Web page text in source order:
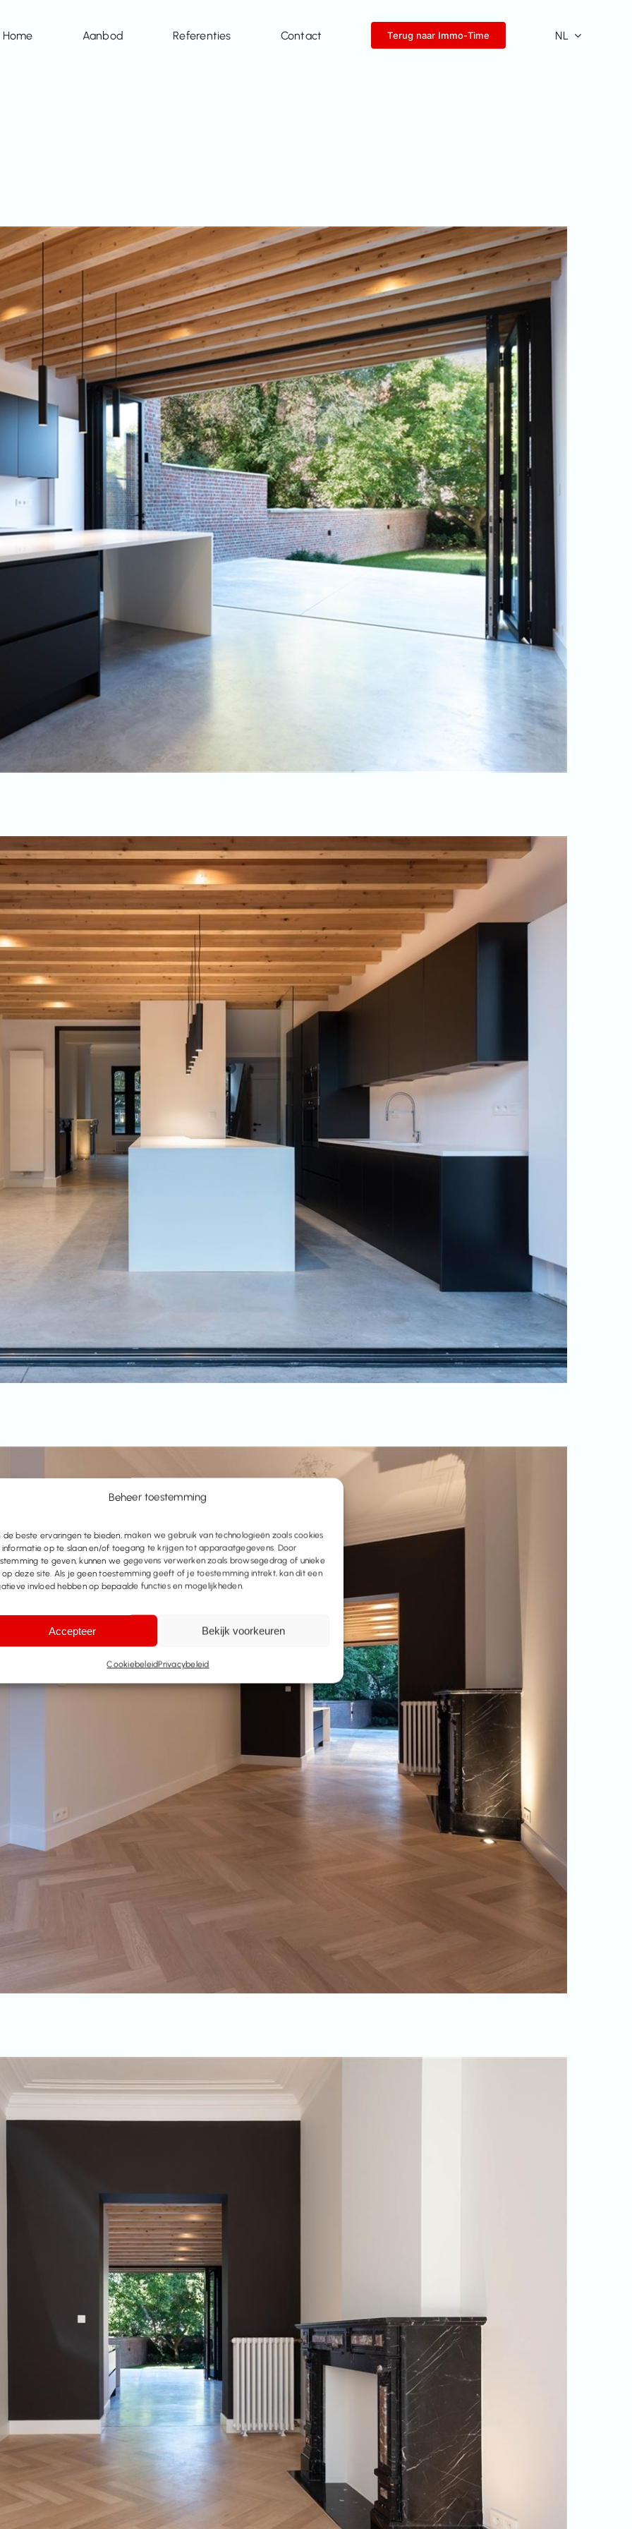
Beheer toestemming
de beste ervaringen te bieden, maken we gebruik van technologieën zoals cookies
op te slaan en/of toegang te krijgen tot apparaatgegevens. Door
te geven, kunnen we gegevens verwerken zoals browsegedrag of unieke
op deze site. Als je geen toestemming geeft of je toestemming intrekt, kan dit een
invloed hebben op bepaalde functies en mogelijkheden.
Accepteer Bekijk voorkeuren
CookiebeleidPrivacybeleid
Home Aanbod Referenties Contact Terug naar Immo-Time NL